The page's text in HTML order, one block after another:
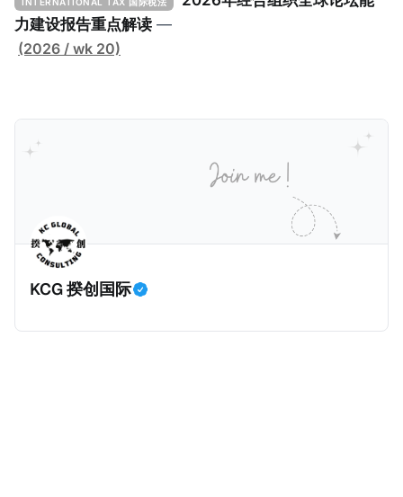
型跨国企业在其运营的每个司法管辖区支付至少15%的
最低税款。《工具包》主要目标是协助税务机关建立稳
力建设报告重点解读 —
(2026 / wk 20)
KCG 揆创国际